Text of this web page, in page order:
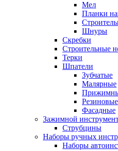
Мел
Планки
Шнуры
Скребки
Строительные
Терки
Шпатели
Зубчатые
Малярные
Резиновые
Фасадные
Зажимной
Струбцины
Наборы ручных
Наборы